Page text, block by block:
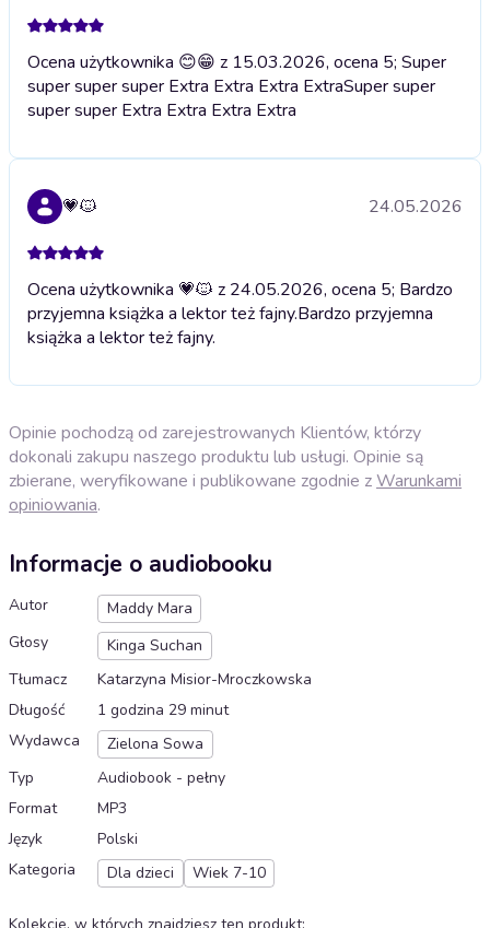
Ocena użytkownika 😊😁 z 15.03.2026, ocena 5; Super
super super super Extra Extra Extra ExtraSuper super
super super Extra Extra Extra Extra
💗🐱 24.05.2026
Ocena użytkownika 💗🐱 z 24.05.2026, ocena 5; Bardzo
przyjemna książka a lektor też fajny.Bardzo przyjemna
książka a lektor też fajny.
Opinie pochodzą od zarejestrowanych Klientów, którzy
dokonali zakupu naszego produktu lub usługi. Opinie są
zbierane, weryfikowane i publikowane zgodnie zWarunkami
opiniowania.
Informacje o audiobooku
Autor
Maddy Mara
Głosy
Kinga Suchan
Tłumacz
Katarzyna Misior-Mroczkowska
Długość
1 godzina 29 minut
Wydawca
Zielona Sowa
Typ
Audiobook - pełny
Format
MP3
Język
Polski
Kategoria
Dla dzieci Wiek 7-10